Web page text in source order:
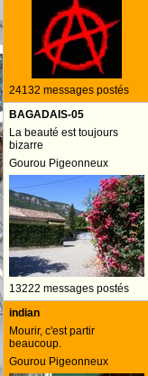
24132 messages postés
BAGADAIS-05
La beauté est toujours
bizarre
Gourou Pigeonneux
13222 messages postés
indian
Mourir, c'est partir
beaucoup.
Gourou Pigeonneux